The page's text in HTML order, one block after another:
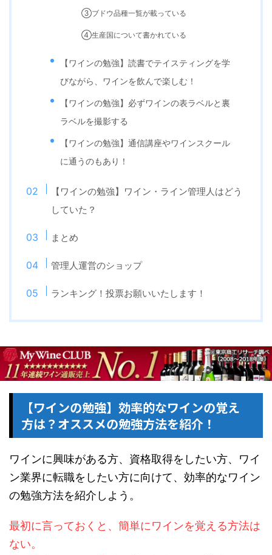
③ブドウ品種一覧が載っている
④生産国について書かれている
【ワインの勉強】読書でテイスティングを学
びながら、ワインを飲んで楽しむ！
【ワインの勉強】必ずワインの表ラベルと裏
ラベルを撮影する
【ワインの勉強】通信講座やワインスクール
に通うのもあり！
【ワインの勉強】ワイン・ライン管理人はどう
していた？
まとめ
管理人運営のショップ
ランキング！投票お願いいたします！
【ワインの勉強】効率的なワインの覚え
方は？オススメの勉強方法を紹介！
ワインに興味がある方、資格取得をしたい方、ワイ
ン業界に転職をしたい方に向けて、効率的なワイン
の勉強方法を紹介しよう。
最初に言っておくと、簡単にワインを覚える方法は
ない。